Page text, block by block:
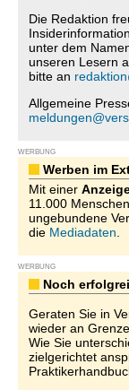
Die Redaktion
unter dem
unseren Lesern
bitte an
Allgemeine
WERBUNG
Werben im
Mit einer
11.000
ungebundene
die Mediadaten
WERBUNG
Noch
Geraten Sie in
wieder an
Wie Sie
zielgerichtet